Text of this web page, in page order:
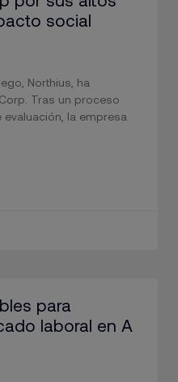
social
Northius, ha
Tras un proceso
la empresa
para
laboral en A